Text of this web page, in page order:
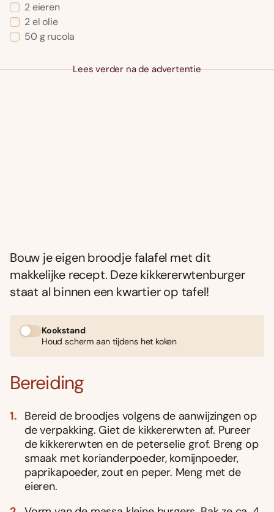
2 eieren
2 el olie
50 g rucola
Lees verder na de advertentie
Bouw je eigen broodje falafel met dit
makkelijke recept. Deze kikkererwtenburger
staat al binnen een kwartier op tafel!
Kookstand
Houd scherm aan tijdens het koken
Bereiding
Bereid de broodjes volgens de aanwijzingen op
de verpakking. Giet de kikkererwten af. Pureer
de kikkererwten en de peterselie grof. Breng op
smaak met korianderpoeder, komijnpoeder,
paprikapoeder, zout en peper. Meng met de
eieren.